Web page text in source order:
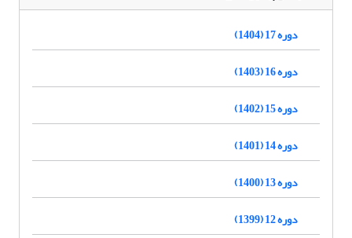
دوره 17 (1404)
دوره 16 (1403)
دوره 15 (1402)
دوره 14 (1401)
دوره 13 (1400)
دوره 12 (1399)